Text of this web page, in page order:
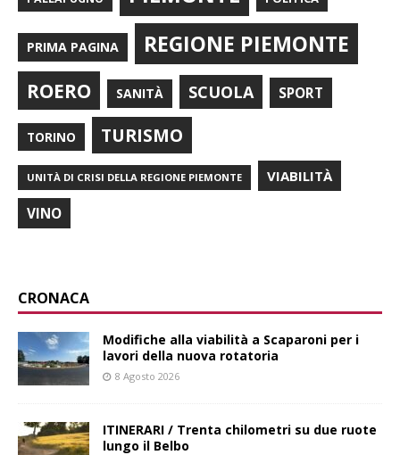
PRIMA PAGINA REGIONE PIEMONTE
ROERO SANITÀ SCUOLA SPORT
TORINO TURISMO
UNITÀ DI CRISI DELLA REGIONE PIEMONTE VIABILITÀ
VINO
CRONACA
Modifiche alla viabilità a Scaparoni per i
lavori della nuova rotatoria
8 Agosto 2026
ITINERARI / Trenta chilometri su due ruote
lungo il Belbo